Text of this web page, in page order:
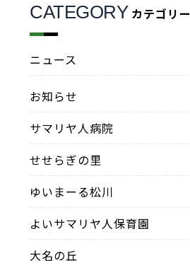
CATEGORY カテゴリー
ニュース
お知らせ
サマリヤ人病院
せせらぎの里
ゆいまーる松川
よいサマリヤ人保育園
大名の丘